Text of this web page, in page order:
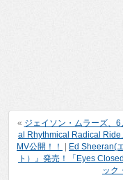
« ジェイソン・ムラーズ、
al Rhythmical Radical Ride
MV公開！！
Ed Sheeran(
ト）』発売！「Eyes
ック